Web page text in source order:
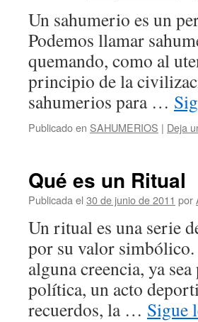
Un sahumerio es un
Podemos llamar
quemando, como al
principio de la
sahumerios para …
Publicado en SAHUMERIOS | Deja
Qué es un Ritual
Publicada el 30 de junio de 2011 por
Un ritual es una serie
por su valor simbólico.
alguna creencia, ya
política, un acto
recuerdos, la … Sigue